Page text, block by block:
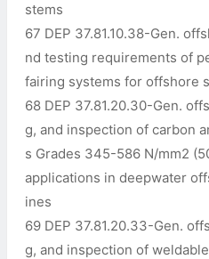
stems
67 DEP 37.81.10.38-Gen.
nd testing requirements of
fairing systems for offshore
68 DEP 37.81.20.30-Gen.
g, and inspection of carbon
s Grades 345-586 N/mm2
applications in deepwater
ines
69 DEP 37.81.20.33-Gen.
g, and inspection of